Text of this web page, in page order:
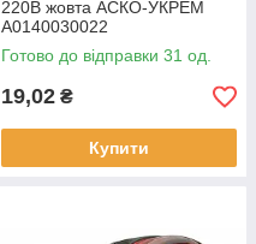
220В жовта АСКО-УКРЕМ
A0140030022
Готово до відправки 31 од.
19,02 ₴
Купити